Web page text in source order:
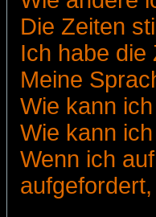
Die Zeiten
Ich habe die
Meine
Wie kann
Wie kann
Wenn ich